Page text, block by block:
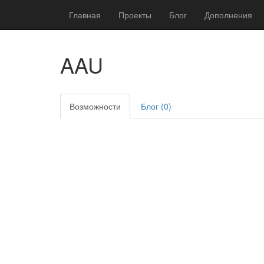
Главная Проекты Блог Дополнения
AAU
Возможности Блог (0)